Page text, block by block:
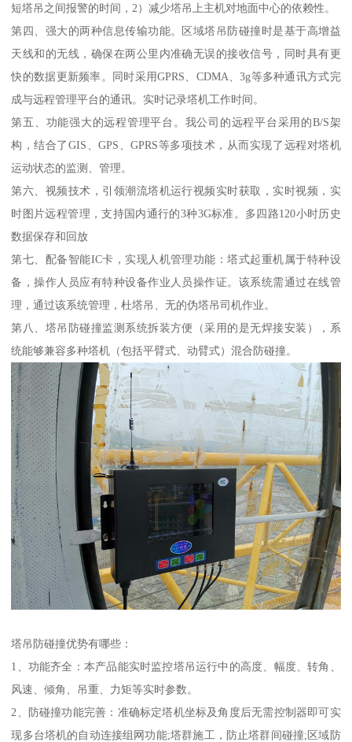
短塔吊之间报警的时间，2）减少塔吊上主机对地面中心的依赖性。
第四、强大的两种信息传输功能。区域塔吊防碰撞时是基于高增益
天线和的无线，确保在两公里内准确无误的接收信号，同时具有更
快的数据更新频率。同时采用GPRS、CDMA、3g等多种通讯方式完
成与远程管理平台的通讯。实时记录塔机工作时间。
第五、功能强大的远程管理平台。我公司的远程平台采用的B/S架
构，结合了GIS、GPS、GPRS等多项技术，从而实现了远程对塔机
运动状态的监测、管理。
第六、视频技术，引领潮流塔机运行视频实时获取，实时视频，实
时图片远程管理，支持国内通行的3种3G标准。多四路120小时历史
数据保存和回放
第七、配备智能IC卡，实现人机管理功能：塔式起重机属于特种设
备，操作人员应有特种设备作业人员操作证。该系统需通过在线管
理，通过该系统管理，杜塔吊、无的伪塔吊司机作业。
第八、塔吊防碰撞监测系统拆装方便（采用的是无焊接安装），系
统能够兼容多种塔机（包括平臂式、动臂式）混合防碰撞。
塔吊防碰撞优势有哪些：
1、功能齐全：本产品能实时监控塔吊运行中的高度、幅度、转角、
风速、倾角、吊重、力矩等实时参数。
2、防碰撞功能完善：准确标定塔机坐标及角度后无需控制器即可实
现多台塔机的自动连接组网功能;塔群施工，防止塔群间碰撞;区域防